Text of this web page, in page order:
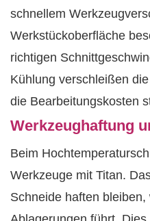
schnellem
Werkstückoberfläche
richtigen
Kühlung verschleißen
die Bearbeitungskosten
Werkzeughaftung
Beim
Werkzeuge mit Titan.
Schneide haften